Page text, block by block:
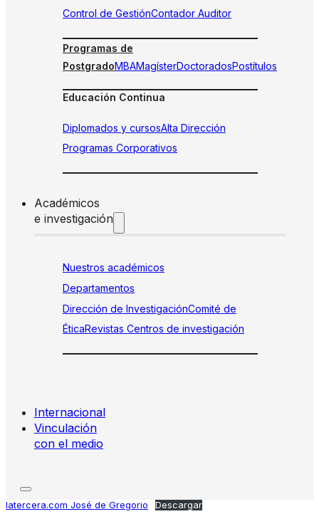
Control de GestiónContador Auditor
Programas de
PostgradoMBAMagísterDoctoradosPostítulos
Educación Continua
Diplomados y cursosAlta Dirección
Programas Corporativos
Académicos
e investigación
Nuestros académicos
Departamentos
Dirección de InvestigaciónComité de
ÉticaRevistas Centros de investigación
Internacional
Vinculación
con el medio
latercera.com José de Gregorio Descargar